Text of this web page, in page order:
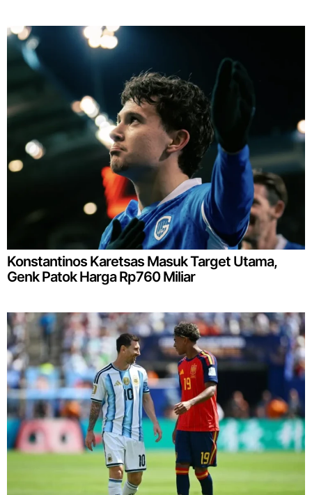
Konstantinos Karetsas Masuk Target Utama,
Genk Patok Harga Rp760 Miliar